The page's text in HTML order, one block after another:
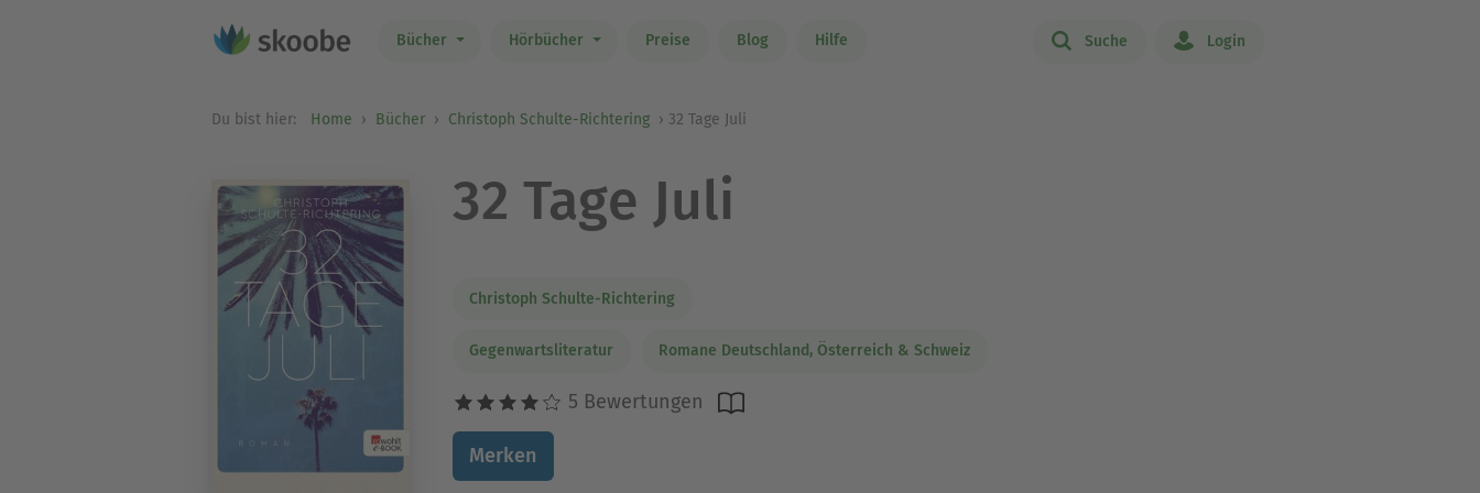
Bücher Hörbücher Preise Blog Hilfe Suche Login
Du bist hier: Home Bücher Christoph Schulte-Richtering 32 Tage Juli
32 Tage Juli
Christoph Schulte-Richtering
Gegenwartsliteratur Romane Deutschland, Österreich & Schweiz
5 Bewertungen
Merken